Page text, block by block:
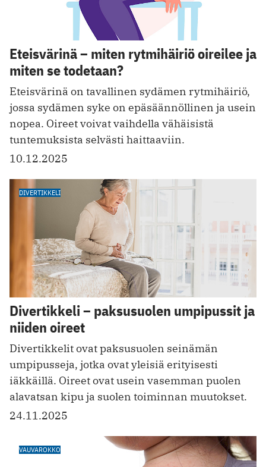
Eteisvärinä – miten rytmihäiriö oireilee ja
miten se todetaan?
Eteisvärinä on tavallinen sydämen rytmihäiriö,
jossa sydämen syke on epäsäännöllinen ja usein
nopea. Oireet voivat vaihdella vähäisistä
tuntemuksista selvästi haittaaviin.
10.12.2025
DIVERTIKKELI
Divertikkeli – paksusuolen umpipussit ja
niiden oireet
Divertikkelit ovat paksusuolen seinämän
umpipusseja, jotka ovat yleisiä erityisesti
iäkkäillä. Oireet ovat usein vasemman puolen
alavatsan kipu ja suolen toiminnan muutokset.
24.11.2025
VAUVAROKKO